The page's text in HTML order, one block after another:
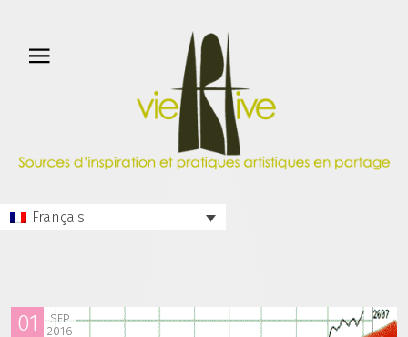
Français
01
SEP
2016